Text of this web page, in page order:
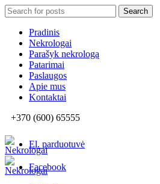
Search
for:
Search
Pradinis
Nekrologai
Parašyk nekrologą
Patarimai
Paslaugos
Apie mus
Kontaktai
+370 (600) 65555
El. parduotuvė
Facebook